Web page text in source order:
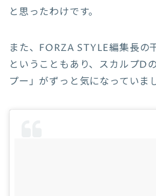
と思ったわけです。
また、FORZA STYLE編集長の
ということもあり、スカルプD
プー」がずっと気になっていま